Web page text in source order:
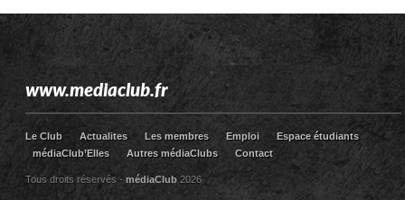
www.mediaclub.fr
Le Club Actualites Les membres Emploi
Espace étudiants
médiaClub’Elles
Autres médiaClubs Contact
Tous droits réservés -médiaClub 2026